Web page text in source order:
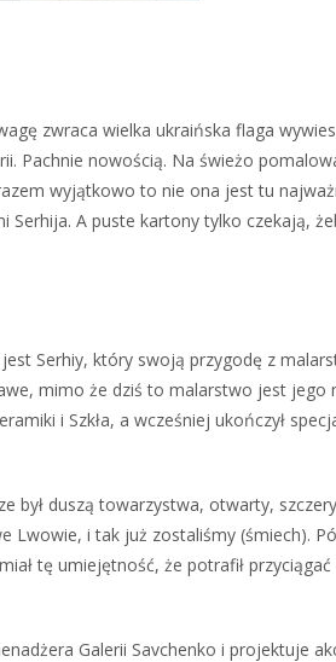
zwraca wielka ukraińska flaga
Pachnie nowością. Na świeżo
wyjątkowo to nie ona jest tu
A puste kartony tylko czekają,
Serhiy, który swoją przygodę z
mimo że dziś to malarstwo jest jego
i Szkła, a wcześniej ukończył
był duszą towarzystwa, otwarty,
Lwowie, i tak już zostaliśmy (śmiech).
tę umiejętność, że potrafił
Galerii Savchenko i projektuje